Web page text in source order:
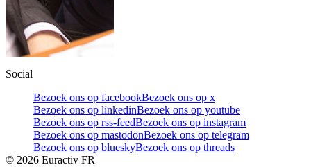
Social
Bezoek ons op facebookBezoek ons op x
Bezoek ons op linkedinBezoek ons op youtube
Bezoek ons op rss-feedBezoek ons op instagram
Bezoek ons op mastodonBezoek ons op telegram
Bezoek ons op blueskyBezoek ons op threads
© 2026 Euractiv FR